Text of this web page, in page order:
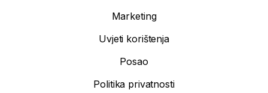
Marketing
Uvjeti korištenja
Posao
Politika privatnosti